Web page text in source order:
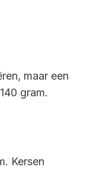
maar een
gram.
Kersen